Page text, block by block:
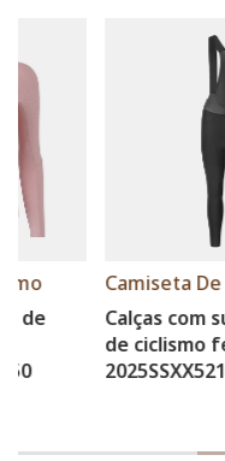
Camiseta De Ciclismo
Calças com
de ciclismo femininas
2025SSXX521